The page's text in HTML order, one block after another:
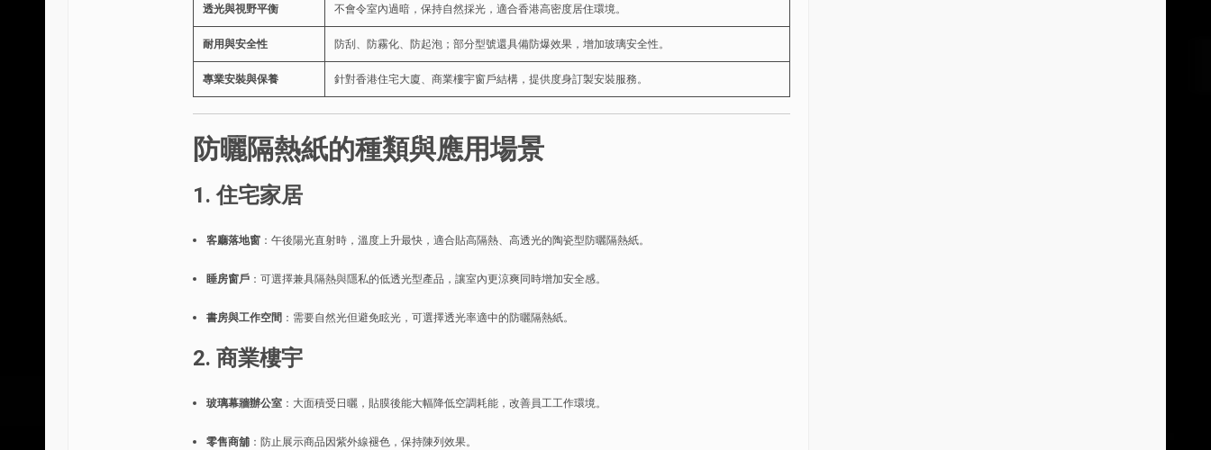
透光與視野平衡 不會令室內過暗，保持自然採光，適合香港高密度居住環境。
耐用與安全性 防刮、防霧化、防起泡；部分型號還具備防爆效果，增加玻璃安全性。
專業安裝與保養 針對香港住宅大廈、商業樓宇窗戶結構，提供度身訂製安裝服務。
防曬隔熱紙的種類與應用場景
1. 住宅家居
客廳落地窗 ：午後陽光直射時，溫度上升最快，適合貼高隔熱、高透光的陶瓷型防曬隔熱紙。
睡房窗戶 ：可選擇兼具隔熱與隱私的低透光型產品，讓室內更涼爽同時增加安全感。
書房與工作空間 ：需要自然光但避免眩光，可選擇透光率適中的防曬隔熱紙。
2. 商業樓宇
玻璃幕牆辦公室 ：大面積受日曬，貼膜後能大幅降低空調耗能，改善員工工作環境。
零售商舖 ：防止展示商品因紫外線褪色，保持陳列效果。